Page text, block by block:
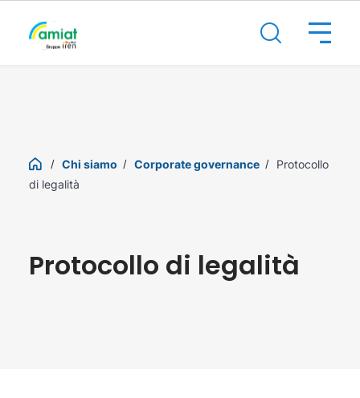
Chi siamo Corporate governance
Protocollo
di legalità
Protocollo di legalità